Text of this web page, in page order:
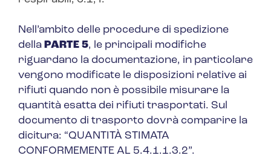
Nell’ambito delle procedure di spedizione
della PARTE 5, le principali modifiche
riguardano la documentazione, in particolare
vengono modificate le disposizioni relative ai
rifiuti quando non è possibile misurare la
quantità esatta dei rifiuti trasportati. Sul
documento di trasporto dovrà comparire la
dicitura: “QUANTITÀ STIMATA
CONFORMEMENTE AL 5.4.1.1.3.2”.